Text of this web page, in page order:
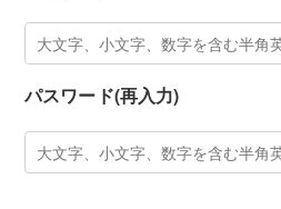
パスワード(再入力)